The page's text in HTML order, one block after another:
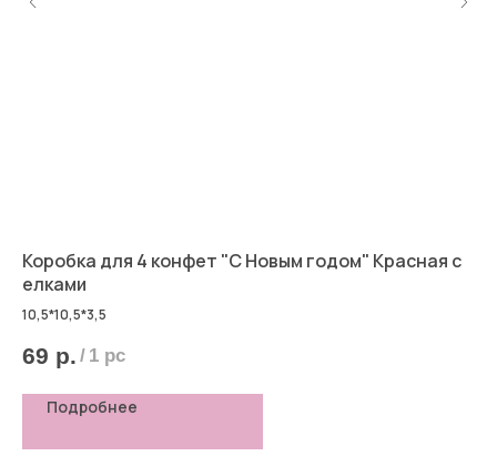
Коробка для 4 конфет "С Новым годом" Красная с
елками
10,5*10,5*3,5
69 р. / 1 pc
Подробнее